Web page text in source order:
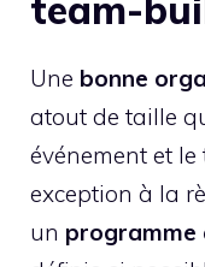
Une bonne
atout de taille
événement et
exception à la
un programme